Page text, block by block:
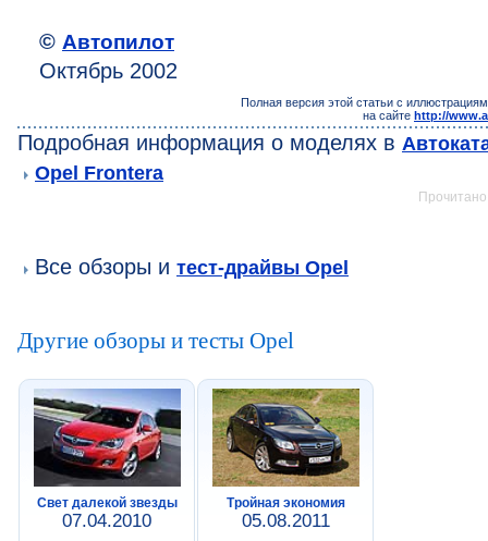
© Автопилот
Октябрь 2002
Полная версия этой статьи с
на сайте http://
Подробная информация о моделях в
Opel Frontera
Все обзоры и тест-драйвы Opel
Другие обзоры и тесты Opel
Свет далекой звезды
07.04.2010
Тройная экономия
05.08.2011